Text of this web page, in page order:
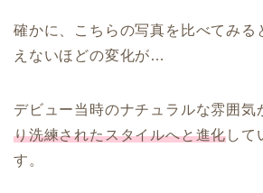
確かに、こちらの写真を比べてみる
えないほどの変化が…
デビュー当時のナチュラルな雰囲気
り洗練されたスタイルへと進化して
す。